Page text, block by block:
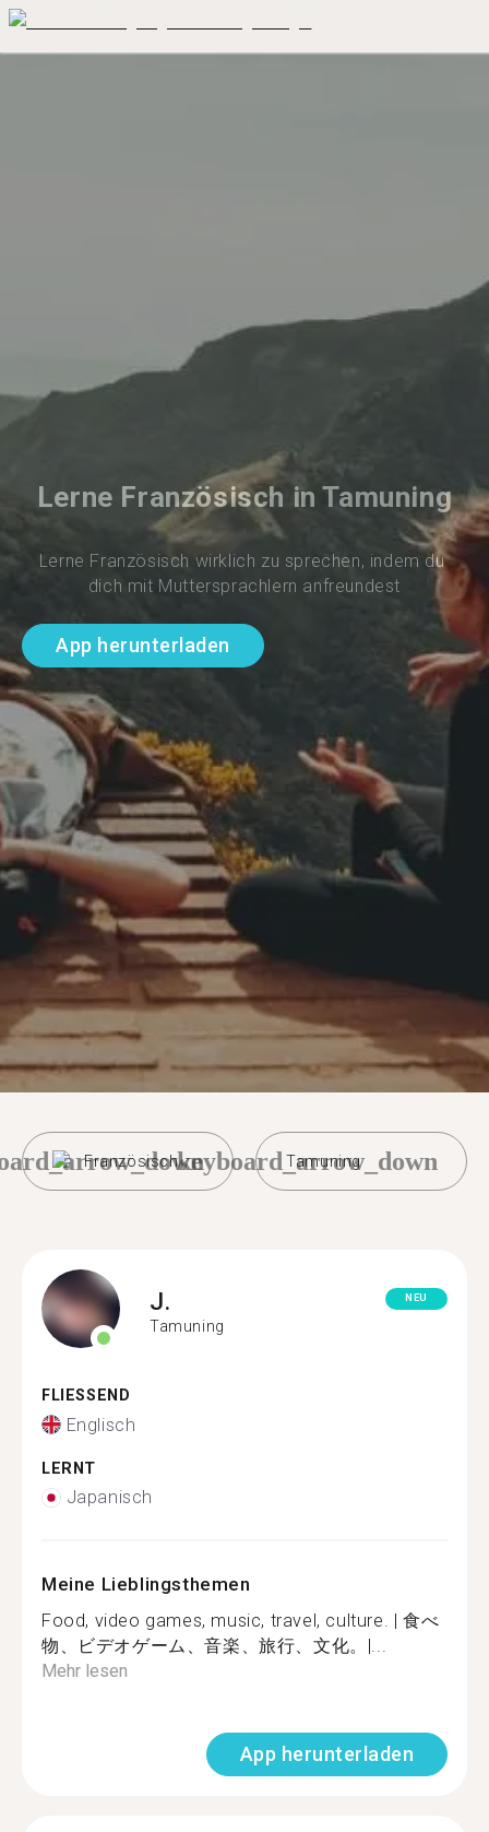
Lerne Französisch in Tamuning
Lerne Französisch wirklich zu sprechen, indem du
dich mit Muttersprachlern anfreundest
App herunterladen
Französisch Tamuning
keyboard_arrow_down
J.
Tamuning
NEU
FLIESSEND
Englisch
LERNT
Japanisch
Meine Lieblingsthemen
Food, video games, music, travel, culture. | 食べ
物、ビデオゲーム、音楽、旅行、文化。|...
Mehr lesen
App herunterladen